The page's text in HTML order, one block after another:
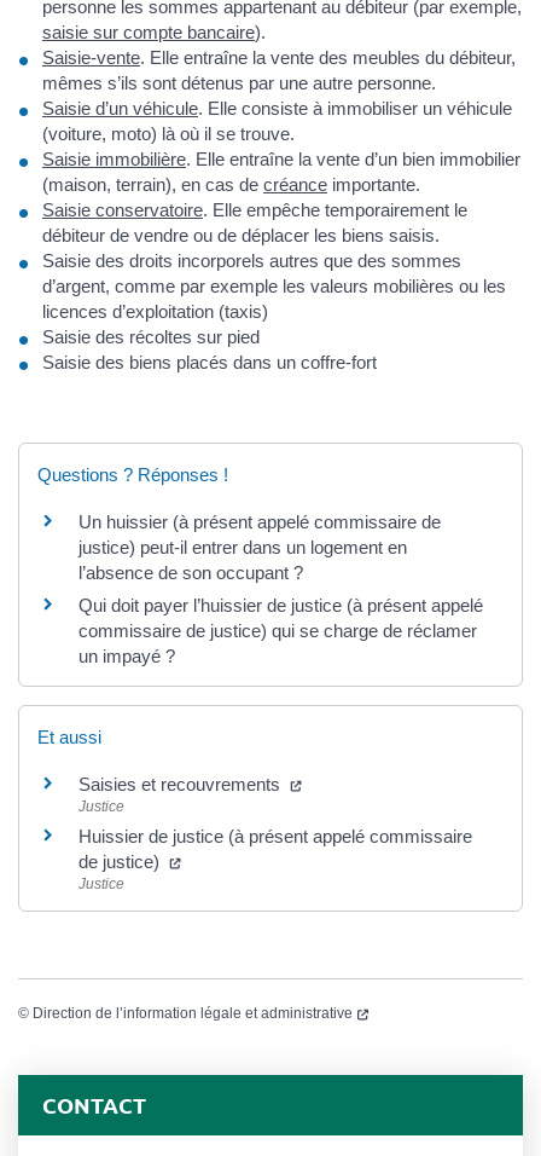
personne les sommes appartenant au débiteur (par exemple,
saisie sur compte bancaire).
Saisie-vente. Elle entraîne la vente des meubles du débiteur,
mêmes s’ils sont détenus par une autre personne.
Saisie d’un véhicule. Elle consiste à immobiliser un véhicule
(voiture, moto) là où il se trouve.
Saisie immobilière. Elle entraîne la vente d’un bien immobilier
(maison, terrain), en cas de créance importante.
Saisie conservatoire. Elle empêche temporairement le
débiteur de vendre ou de déplacer les biens saisis.
Saisie des droits incorporels autres que des sommes
d’argent, comme par exemple les valeurs mobilières ou les
licences d’exploitation (taxis)
Saisie des récoltes sur pied
Saisie des biens placés dans un coffre-fort
Questions ? Réponses !
Un huissier (à présent appelé commissaire de
justice) peut-il entrer dans un logement en
l’absence de son occupant ?
Qui doit payer l’huissier de justice (à présent appelé
commissaire de justice) qui se charge de réclamer
un impayé ?
Et aussi
Saisies et recouvrements
Justice
Huissier de justice (à présent appelé commissaire
de justice)
Justice
© Direction de l’information légale et administrative
CONTACT